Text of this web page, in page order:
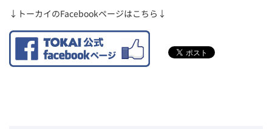
↓トーカイのFacebookページはこちら↓